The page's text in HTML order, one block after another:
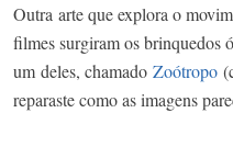
Outra arte que explora o
filmes surgiram os brinquedos
um deles, chamado Zoótropo
reparaste como as imagens